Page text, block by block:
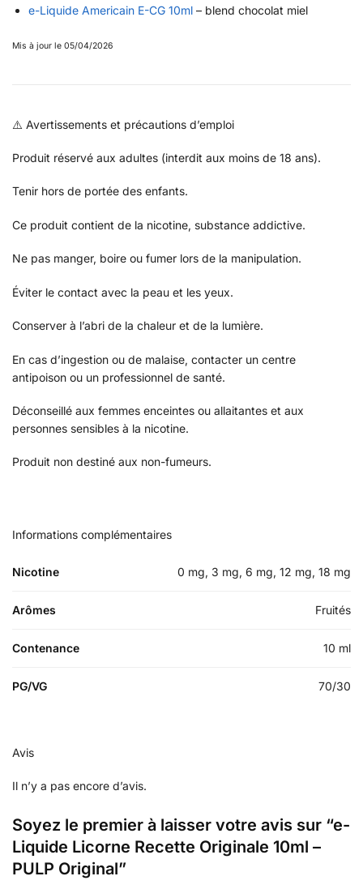
e-Liquide Americain E-CG 10ml – blend chocolat miel
Mis à jour le 05/04/2026
⚠️ Avertissements et précautions d’emploi
Produit réservé aux adultes (interdit aux moins de 18 ans).
Tenir hors de portée des enfants.
Ce produit contient de la nicotine, substance addictive.
Ne pas manger, boire ou fumer lors de la manipulation.
Éviter le contact avec la peau et les yeux.
Conserver à l’abri de la chaleur et de la lumière.
En cas d’ingestion ou de malaise, contacter un centre
antipoison ou un professionnel de santé.
Déconseillé aux femmes enceintes ou allaitantes et aux
personnes sensibles à la nicotine.
Produit non destiné aux non-fumeurs.
Informations complémentaires
Nicotine 0 mg, 3 mg, 6 mg, 12 mg, 18 mg
Arômes Fruités
Contenance 10 ml
PG/VG 70/30
Avis
Il n’y a pas encore d’avis.
Soyez le premier à laisser votre avis sur “e-
Liquide Licorne Recette Originale 10ml –
PULP Original”